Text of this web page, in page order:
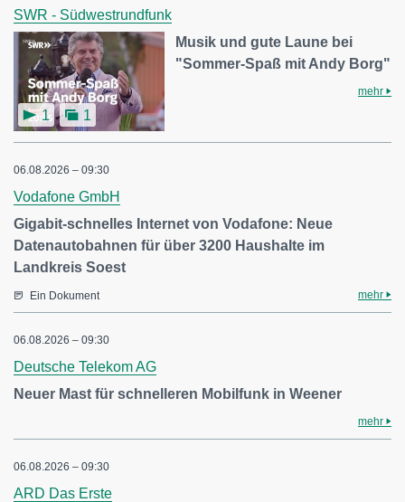
SWR - Südwestrundfunk
1 1
Musik und gute Laune bei
"Sommer-Spaß mit Andy Borg"
mehr
06.08.2026 – 09:30
Vodafone GmbH
Gigabit-schnelles Internet von Vodafone: Neue
Datenautobahnen für über 3200 Haushalte im
Landkreis Soest
Ein Dokument mehr
06.08.2026 – 09:30
Deutsche Telekom AG
Neuer Mast für schnelleren Mobilfunk in Weener
mehr
06.08.2026 – 09:30
ARD Das Erste